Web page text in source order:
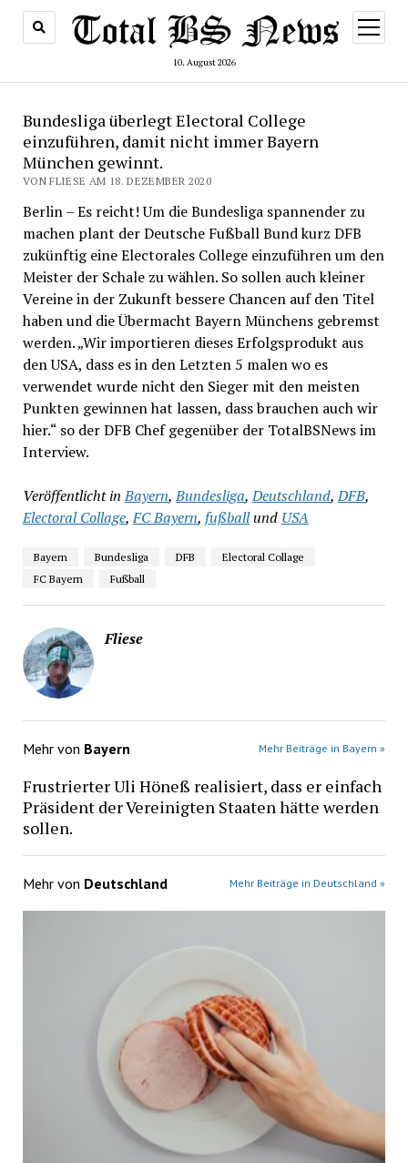
10. August 2026
Menü
öffnen
Bundesliga überlegt Electoral College
einzuführen, damit nicht immer Bayern
München gewinnt.
VON FLIESE AM 18. DEZEMBER 2020
Berlin – Es reicht! Um die Bundesliga spannender zu
machen plant der Deutsche Fußball Bund kurz DFB
zukünftig eine Electorales College einzuführen um den
Meister der Schale zu wählen. So sollen auch kleiner
Vereine in der Zukunft bessere Chancen auf den Titel
haben und die Übermacht Bayern Münchens gebremst
werden. „Wir importieren dieses Erfolgsprodukt aus
den USA, dass es in den Letzten 5 malen wo es
verwendet wurde nicht den Sieger mit den meisten
Punkten gewinnen hat lassen, dass brauchen auch wir
hier.“ so der DFB Chef gegenüber der TotalBSNews im
Interview.
Veröffentlicht in Bayern,Bundesliga,Deutschland,DFB,
Electoral Collage,FC Bayern, fußballund USA
Bayern Bundesliga DFB
Electoral Collage
FC Bayern
Fußball
Fliese
Mehr von Bayern Mehr Beiträge in Bayern »
Frustrierter Uli Höneß realisiert, dass er einfach
Präsident der Vereinigten Staaten hätte werden
sollen.
Mehr von Deutschland Mehr Beiträge in Deutschland »